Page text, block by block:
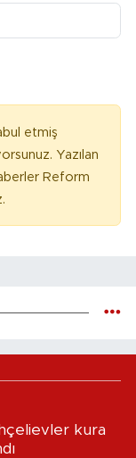
etmiş
Yazılan
Reform
kura